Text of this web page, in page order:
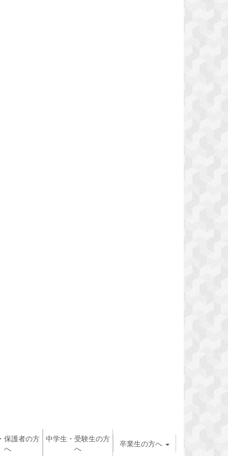
保護者の方
へ
中学生・受験生の方
へ
卒業生の方へ